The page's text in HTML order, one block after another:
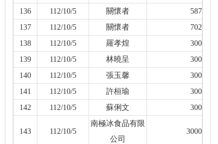
136
112/10/5 關懷者
587
137
112/10/5 關懷者
702
138
112/10/5 羅孝煌
300
139
112/10/5 林曉呈
300
140
112/10/5 張玉馨
300
141
112/10/5 許桓瑜
300
142
112/10/5 蘇俐文 300
143 112/10/5
南極冰食品有限
公司
3000